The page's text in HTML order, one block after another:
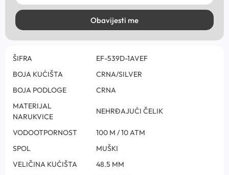
Obavijesti me
ŠIFRA
EF-539D-1AVEF
BOJA KUĆIŠTA
CRNA/SILVER
BOJA PODLOGE
CRNA
MATERIJAL
NARUKVICE
NEHRĐAJUĆI ČELIK
VODOOTPORNOST
100 M / 10 ATM
SPOL
MUŠKI
VELIČINA KUĆIŠTA
48.5 MM